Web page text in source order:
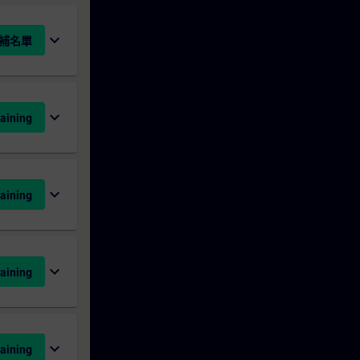
名單 expand_more
expand_more
expand_more
expand_more
expand_more